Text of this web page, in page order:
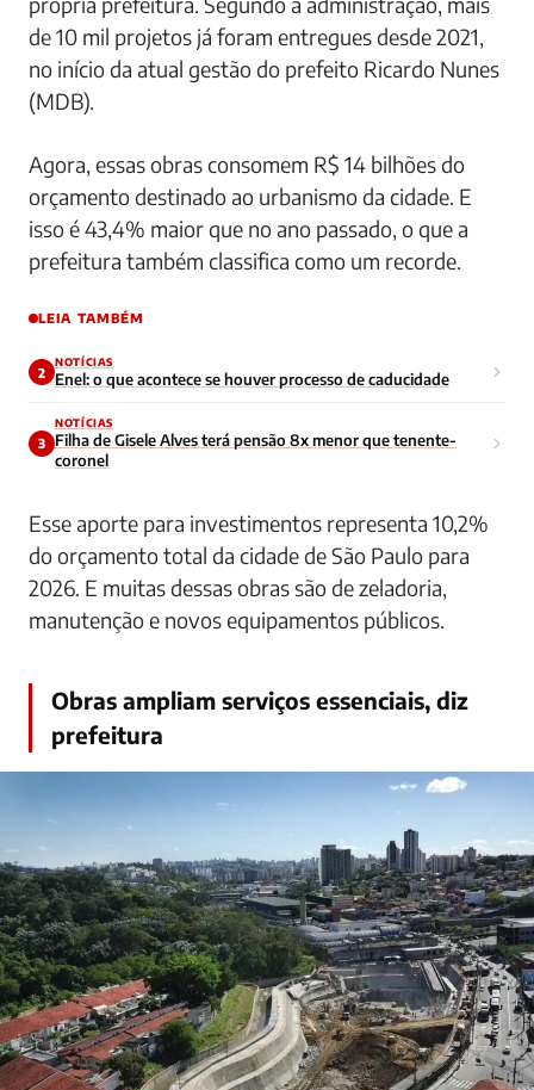
de 10 mil projetos já foram entregues desde 2021,
no início da atual gestão do prefeito Ricardo Nunes
(MDB).
Agora, essas obras consomem R$ 14 bilhões do
orçamento destinado ao urbanismo da cidade. E
isso é 43,4% maior que no ano passado, o que a
prefeitura também classifica como um recorde.
LEIA TAMBÉM
2
NOTÍCIAS
Enel: o que acontece se houver processo de caducidade
3
NOTÍCIAS
Filha de Gisele Alves terá pensão 8x menor que tenente-
coronel
Esse aporte para investimentos representa 10,2%
do orçamento total da cidade de São Paulo para
2026. E muitas dessas obras são de zeladoria,
manutenção e novos equipamentos públicos.
Obras ampliam serviços essenciais, diz
prefeitura